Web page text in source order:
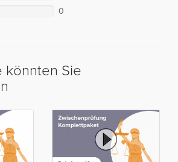
0
könnten Sie